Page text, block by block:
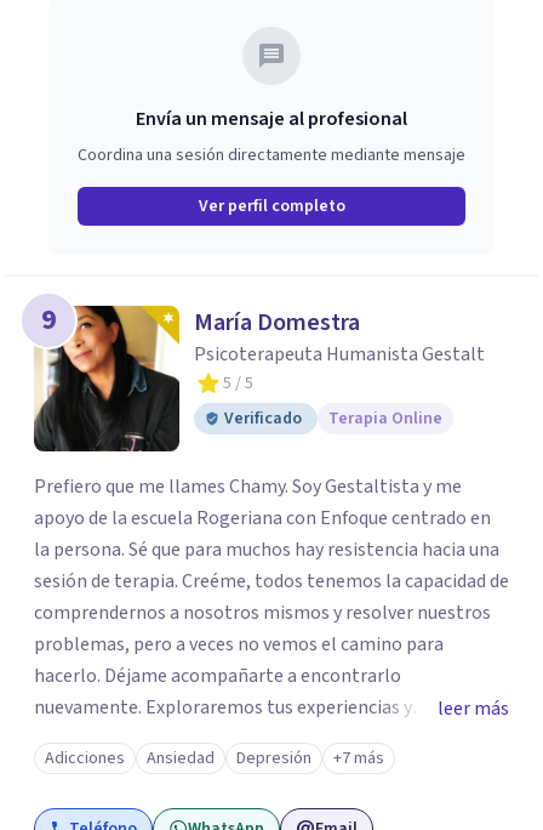
Envía un mensaje al profesional
Coordina una sesión directamente mediante mensaje
Ver perfil completo
9 María Domestra
Psicoterapeuta Humanista Gestalt
5 / 5
Verificado
Terapia Online
Prefiero que me llames Chamy. Soy Gestaltista y me
apoyo de la escuela Rogeriana con Enfoque centrado en
la persona. Sé que para muchos hay resistencia hacia una
sesión de terapia. Creéme, todos tenemos la capacidad de
comprendernos a nosotros mismos y resolver nuestros
problemas, pero a veces no vemos el camino para
hacerlo. Déjame acompañarte a encontrarlo
nuevamente. Exploraremos tus experiencias y
emociones; encontrar en la novedad otra forma de
responder a ellas y enfrentarlas hoy es a lo que te invito.
Reinventarse es una opción. La relación que
leer más
Adicciones Ansiedad Depresión +7 más